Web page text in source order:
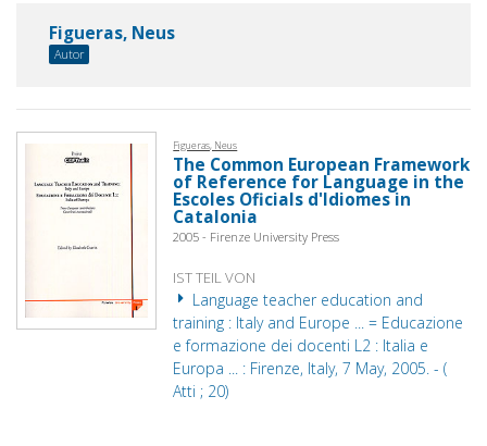
Figueras, Neus
Autor
Figueras, Neus
The Common European Framework
of Reference for Language in the
Escoles Oficials d'Idiomes in
Catalonia
2005 - Firenze University Press
IST TEIL VON
Language teacher education and
training : Italy and Europe ... = Educazione
e formazione dei docenti L2 : Italia e
Europa ... : Firenze, Italy, 7 May, 2005. - (
Atti ; 20)